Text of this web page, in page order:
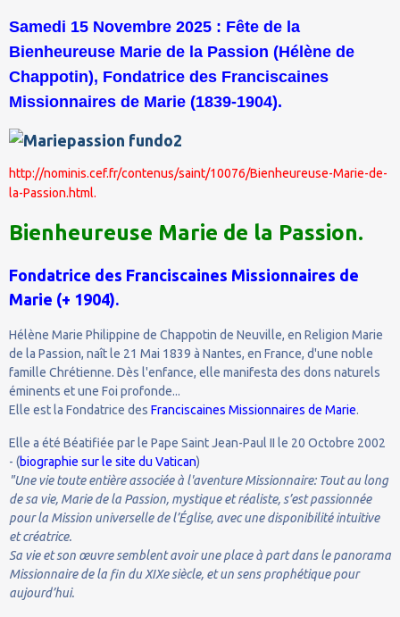
Samedi 15 Novembre 2025 : Fête de la
Bienheureuse Marie de la Passion (Hélène de
Chappotin), Fondatrice des Franciscaines
Missionnaires de Marie (1839-1904).
http://nominis.cef.fr/contenus/saint/10076/Bienheureuse-Marie-de-
la-Passion.html.
Bienheureuse Marie de la Passion.
Fondatrice des Franciscaines Missionnaires de
Marie (+ 1904).
Hélène Marie Philippine de Chappotin de Neuville, en Religion Marie
de la Passion, naît le 21 Mai 1839 à Nantes, en France, d'une noble
famille Chrétienne. Dès l'enfance, elle manifesta des dons naturels
éminents et une Foi profonde...
Elle est la Fondatrice des Franciscaines Missionnaires de Marie.
Elle a été Béatifiée par le Pape Saint Jean-Paul II le 20 Octobre 2002
- (biographie sur le site du Vatican)
"Une vie toute entière associée à l'aventure Missionnaire: Tout au long
de sa vie, Marie de la Passion, mystique et réaliste, s’est passionnée
pour la Mission universelle de l’Église, avec une disponibilité intuitive
et créatrice.
Sa vie et son œuvre semblent avoir une place à part dans le panorama
Missionnaire de la fin du XIXe siècle, et un sens prophétique pour
aujourd’hui.